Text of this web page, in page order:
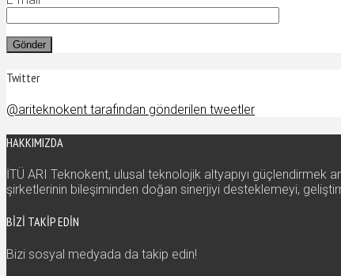
Twitter
@ariteknokent tarafından gönderilen tweetler
HAKKIMIZDA
İTÜ ARI Teknokent, ulusal teknolojik altyapıyı güçlendirmek
şirketlerinin bileşiminden doğan sinerjiyi desteklemeyi,
BIZI TAKIP EDIN
Bizi sosyal medyada da takip edin!